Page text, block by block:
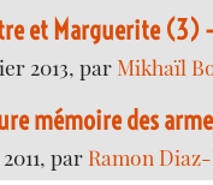
et Marguerite (3)
2013, parMikhaïl
mémoire des
par Ramon